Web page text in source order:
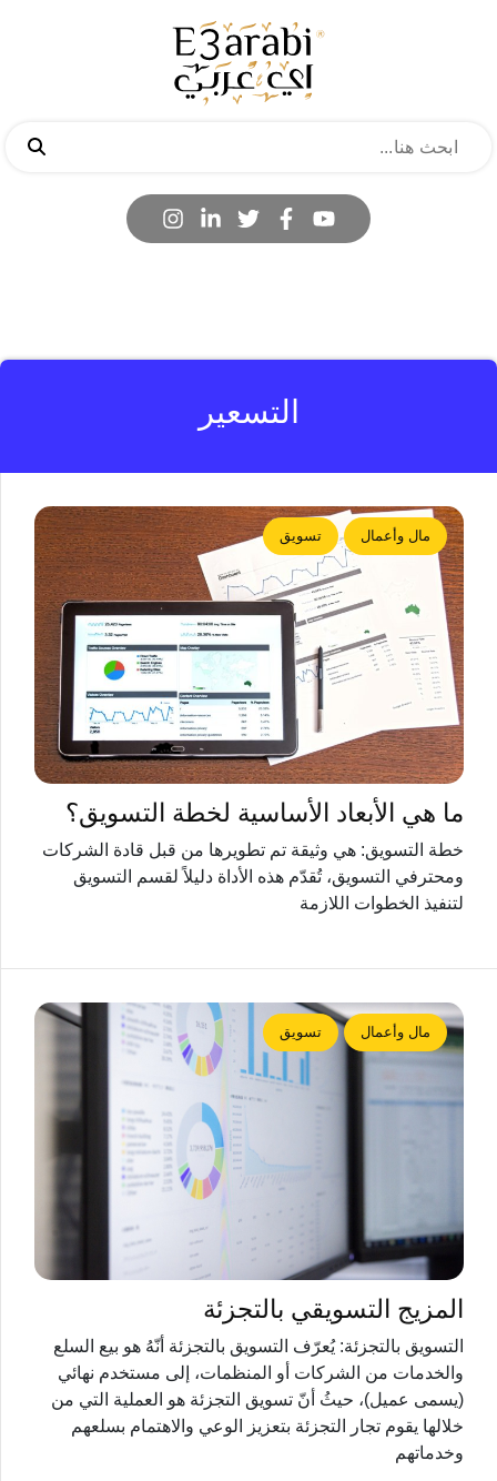
التسعير
مال وأعمال تسويق
ما هي الأبعاد الأساسية لخطة التسويق؟
خطة التسويق: هي وثيقة تم تطويرها من قبل قادة الشركات
ومحترفي التسويق، تُقدّم هذه الأداة دليلاً لقسم التسويق
لتنفيذ الخطوات اللازمة
مال وأعمال تسويق
المزيج التسويقي بالتجزئة
التسويق بالتجزئة: يُعرّف التسويق بالتجزئة أنّهُ هو بيع السلع
والخدمات من الشركات أو المنظمات، إلى مستخدم نهائي
(يسمى عميل)، حيثُ أنّ تسويق التجزئة هو العملية التي من
خلالها يقوم تجار التجزئة بتعزيز الوعي والاهتمام بسلعهم
وخدماتهم